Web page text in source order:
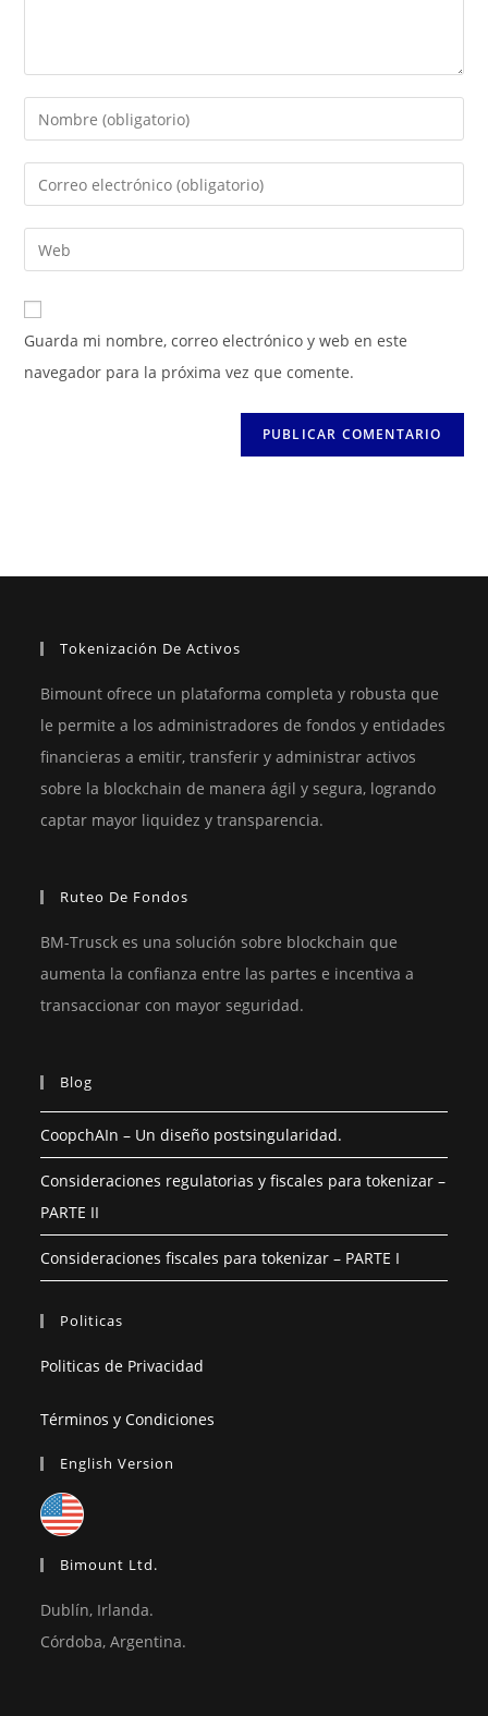
Introduce
tu
nombre
o
de
usuario
para
comentar
Introduce
tu
dirección
de
correo
electrónico
para
Introduce
la
URL
de
tu
Guarda mi nombre, correo electrónico y web en este
navegador para la próxima vez que comente.
Tokenización De Activos
Bimount ofrece un plataforma completa y robusta que
le permite a los administradores de fondos y entidades
financieras a emitir, transferir y administrar activos
sobre la blockchain de manera ágil y segura, logrando
captar mayor liquidez y transparencia.
Ruteo De Fondos
BM-Trusck es una solución sobre blockchain que
aumenta la confianza entre las partes e incentiva a
transaccionar con mayor seguridad.
Blog
CoopchAIn – Un diseño postsingularidad.
Consideraciones regulatorias y fiscales para tokenizar –
PARTE II
Consideraciones fiscales para tokenizar – PARTE I
Politicas
Politicas de Privacidad
Términos y Condiciones
English Version
Bimount Ltd.
Dublín, Irlanda.
Córdoba, Argentina.